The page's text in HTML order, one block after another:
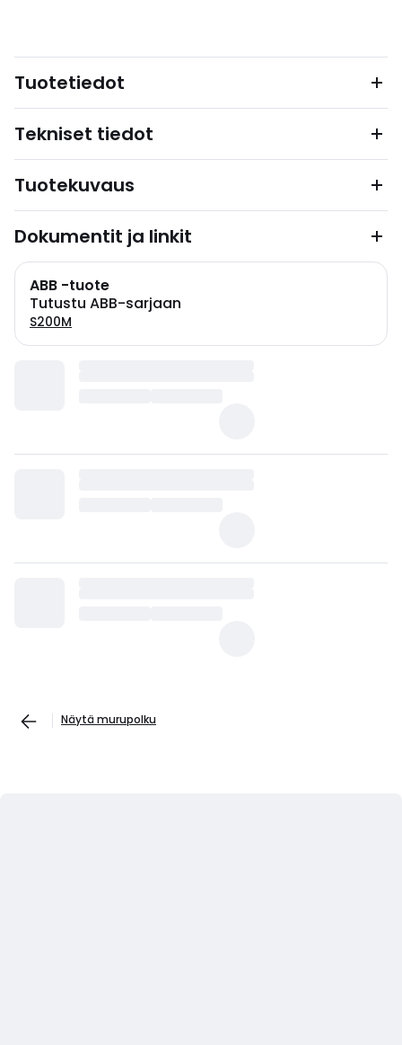
Tuotetiedot
Tekniset tiedot
Tuotekuvaus
Dokumentit ja linkit
ABB -tuote
Tutustu ABB-sarjaan
S200M
Näytä murupolku